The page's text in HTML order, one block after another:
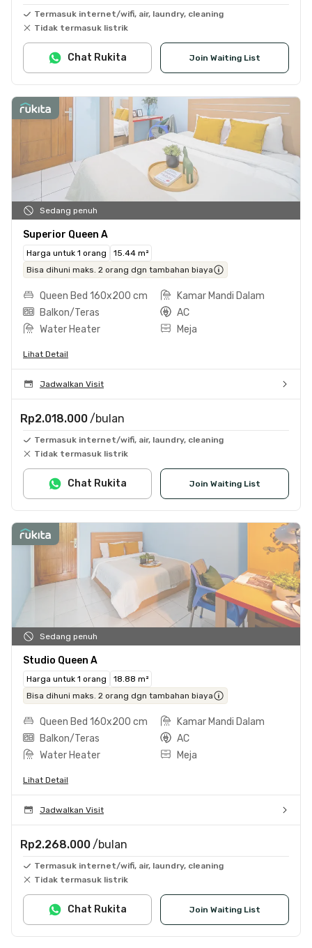
Termasuk internet/wifi, air, laundry, cleaning
Tidak termasuk listrik
Join Waiting List
Chat Rukita
Sedang penuh
Superior Queen A
Harga untuk 1 orang
15.44 m²
Bisa dihuni maks. 2 orang dgn tambahan biaya
Queen Bed 160x200 cm
Kamar Mandi Dalam
Balkon/Teras
AC
Water Heater
Meja
Lihat Detail
Jadwalkan Visit
Rp2.018.000 /bulan
Termasuk internet/wifi, air, laundry, cleaning
Tidak termasuk listrik
Join Waiting List
Chat Rukita
Sedang penuh
Studio Queen A
Harga untuk 1 orang
18.88 m²
Bisa dihuni maks. 2 orang dgn tambahan biaya
Queen Bed 160x200 cm
Kamar Mandi Dalam
Balkon/Teras
AC
Water Heater
Meja
Lihat Detail
Jadwalkan Visit
Rp2.268.000 /bulan
Termasuk internet/wifi, air, laundry, cleaning
Tidak termasuk listrik
Join Waiting List
Chat Rukita